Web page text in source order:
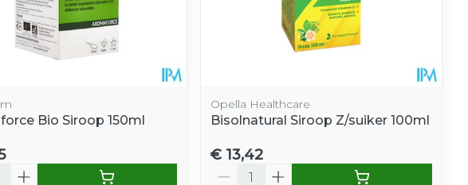
Bio Siroop 150ml
Opella Healthcare
Bisolnatural Siroop Z/suiker 100ml
€ 13,42
Aantal